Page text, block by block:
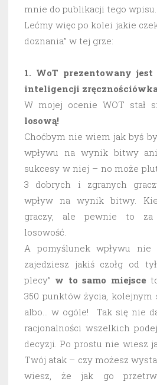
mnie do publikacji tego wpisu.
Lećmy więc po kolei jakie
doznania” w tej grze:
1. WoT prezentowany jest
inteligencji
W mojej ocenie WOT stał
losową!
Choćbym nie wiem jak byś
wpływu na wynik bitwy
sukcesy w niej – no może
3 dobrych i zgranych
wpływ na wynik bitwy.
graczy, ale pewnie to za
losowość.
A pomyślunek wpływu
zajedziesz jakiś czołg od
plecy” w to samo miejsce
350 punktów życia, kolejnym
albo… w ogóle! Tak się nie
racjonalności wszelkich
decyzji. Po prostu nie wiesz
Twój atak – czy możesz
wiesz, że jak go